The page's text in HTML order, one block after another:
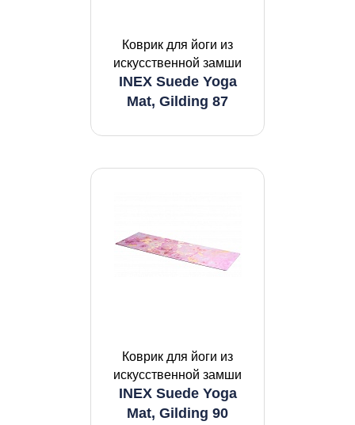
Коврик для йоги из
искусственной замши
INEX Suede Yoga
Mat, Gilding 87
Коврик для йоги из
искусственной замши
INEX Suede Yoga
Mat, Gilding 90